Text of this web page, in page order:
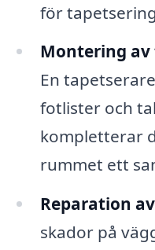
för
Montering
En
fotlister och
kompletterar
rummet ett
Reparation
skador på